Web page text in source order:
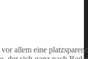
allem eine